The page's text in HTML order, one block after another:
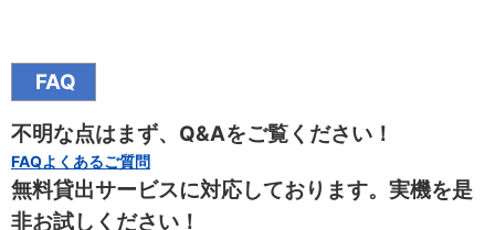
FAQ
不明な点はまず、Q&Aをご覧ください！
FAQよくあるご質問
無料貸出サービスに対応しております。実機を是
非お試しください！